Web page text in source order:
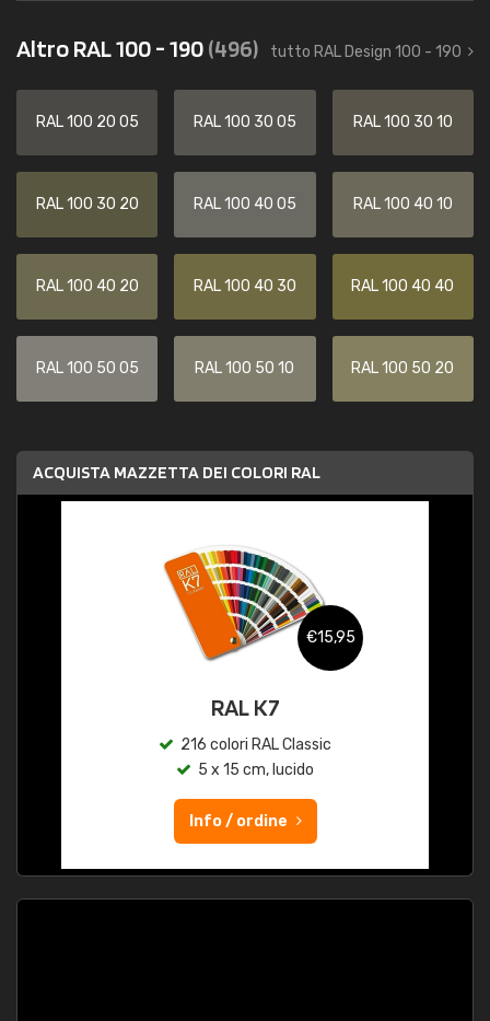
Altro RAL 100 - 190(496) tutto RAL Design 100 - 190
RAL 100 20 05 RAL 100 30 05 RAL 100 30 10
RAL 100 30 20 RAL 100 40 05 RAL 100 40 10
RAL 100 40 20 RAL 100 40 30 RAL 100 40 40
RAL 100 50 05 RAL 100 50 10 RAL 100 50 20
ACQUISTA MAZZETTA DEI COLORI RAL
€15,95
RAL K7
216 colori RAL Classic
5 x 15 cm, lucido
Info / ordine